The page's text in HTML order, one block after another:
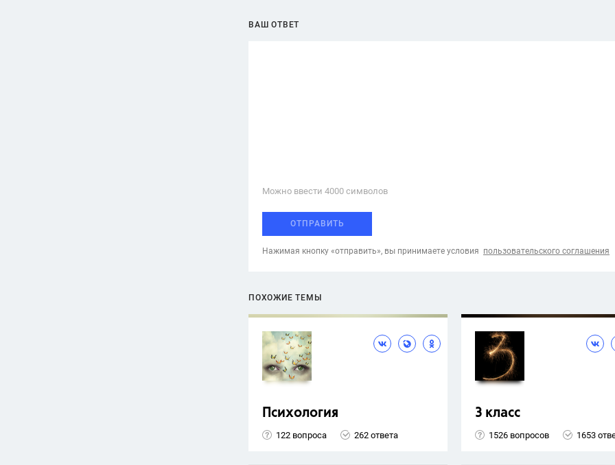
ВАШ ОТВЕТ
Можно ввести 4000 cимволов
ОТПРАВИТЬ
Нажимая кнопку «отправить», вы принимаете условия пользовательского соглашения
ПОХОЖИЕ ТЕМЫ
Психология
122 вопроса 262 ответа
3 класс
1526 вопросов 1653